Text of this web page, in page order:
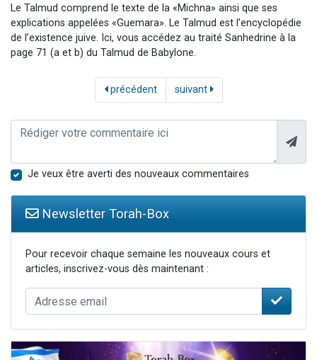
Le Talmud comprend le texte de la «Michna» ainsi que ses
explications appelées «Guemara». Le Talmud est l’encyclopédie
de l’existence juive. Ici, vous accédez au traité Sanhedrine à la
page 71 (a et b) du Talmud de Babylone.
précédent suivant
Je veux être averti des nouveaux commentaires
Newsletter Torah-Box
Pour recevoir chaque semaine les nouveaux cours et
articles, inscrivez-vous dès maintenant :